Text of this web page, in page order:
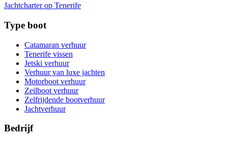
Jachtcharter op Tenerife
Type boot
Catamaran verhuur
Tenerife vissen
Jetski verhuur
Verhuur van luxe jachten
Motorboot verhuur
Zeilboot verhuur
Zelfrijdende bootverhuur
Jachtverhuur
Bedrijf